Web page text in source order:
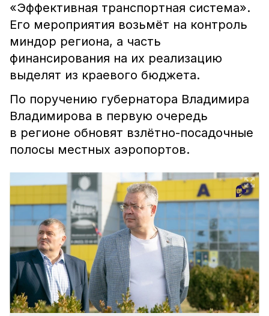
«Эффективная транспортная система».
Его мероприятия возьмёт на контроль
миндор региона, а часть
финансирования на их реализацию
выделят из краевого бюджета.
По поручению губернатора Владимира
Владимирова в первую очередь
в регионе обновят взлётно-посадочные
полосы местных аэропортов.